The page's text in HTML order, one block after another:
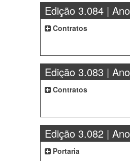
Edição 3.084 |
Contratos
Edição 3.083 |
Contratos
Edição 3.082 |
Portaria